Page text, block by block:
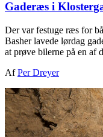
Gaderæs i
Der var festuge ræs for
Basher lavede lørdag
at prøve bilerne på en af
AfPer Dreyer